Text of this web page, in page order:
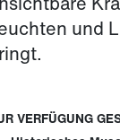
und
VERFÜGUNG